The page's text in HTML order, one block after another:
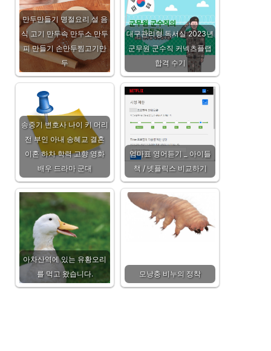
만두만들기 명절요리 설 음
식 고기 만두속 만두소 만두
피 만들기 손만두찜고기만
두
대구관리형 독서실 2023년
군무원 군수직 커넥츠플랩
합격 수기
송중기 변호사 나이 키 머리
전 부인 아내 송혜교 결혼
이혼 하차 학력 고향 영화
배우 드라마 군대
엄마표 영어듣기 _ 아이들
책 / 넷플릭스 비교하기
아차산역에 있는 유황오리
를 먹고 왔습니다.
모낭충 비누의 정착